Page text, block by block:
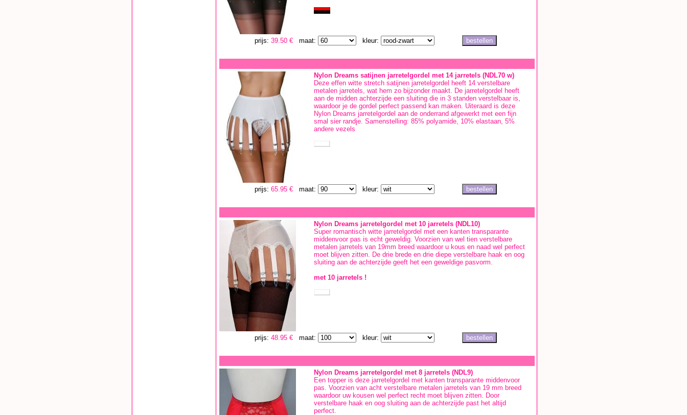
prijs:39.50 € maat: kleur:
Nylon Dreams satijnen jarretelgordel met 14 jarretels (NDL70 w)
Deze effen witte stretch satijnen jarretelgordel heeft 14 verstelbare
metalen jarretels, wat hem zo bijzonder maakt. De jarretelgordel heeft
aan de midden achterzijde een sluiting die in 3 standen verstelbaar is,
waardoor je de gordel perfect passend kan maken. Uiteraard is deze
Nylon Dreams jarretelgordel aan de onderrand afgewerkt met een fijn
smal sier randje. Samenstelling: 85% polyamide, 10% elastaan, 5%
andere vezels
prijs:65.95 € maat: kleur:
Nylon Dreams jarretelgordel met 10 jarretels (NDL10)
Super romantisch witte jarretelgordel met een kanten transparante
middenvoor pas is echt geweldig. Voorzien van wel tien verstelbare
metalen jarretels van 19mm breed waardoor u kous en naad wel perfect
moet blijven zitten. De drie brede en drie diepe verstelbare haak en oog
sluiting aan de achterzijde geeft het een geweldige pasvorm.
met 10 jarretels !
prijs:48.95 € maat: kleur:
Nylon Dreams jarretelgordel met 8 jarretels (NDL9)
Een topper is deze jarretelgordel met kanten transparante middenvoor
pas. Voorzien van acht verstelbare metalen jarretels van 19 mm breed
waardoor uw kousen wel perfect recht moet blijven zitten. Door
verstelbare haak en oog sluiting aan de achterzijde past het altijd
perfect.